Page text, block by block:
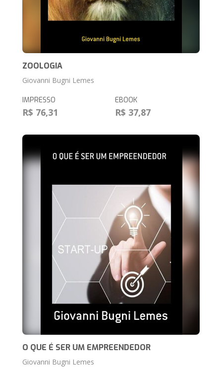
ZOOLOGIA
Giovanni Bugni Lemes
IMPRESSO
R$ 76,31
EBOOK
R$ 37,87
O QUE É SER UM EMPREENDEDOR
Giovanni Bugni Lemes